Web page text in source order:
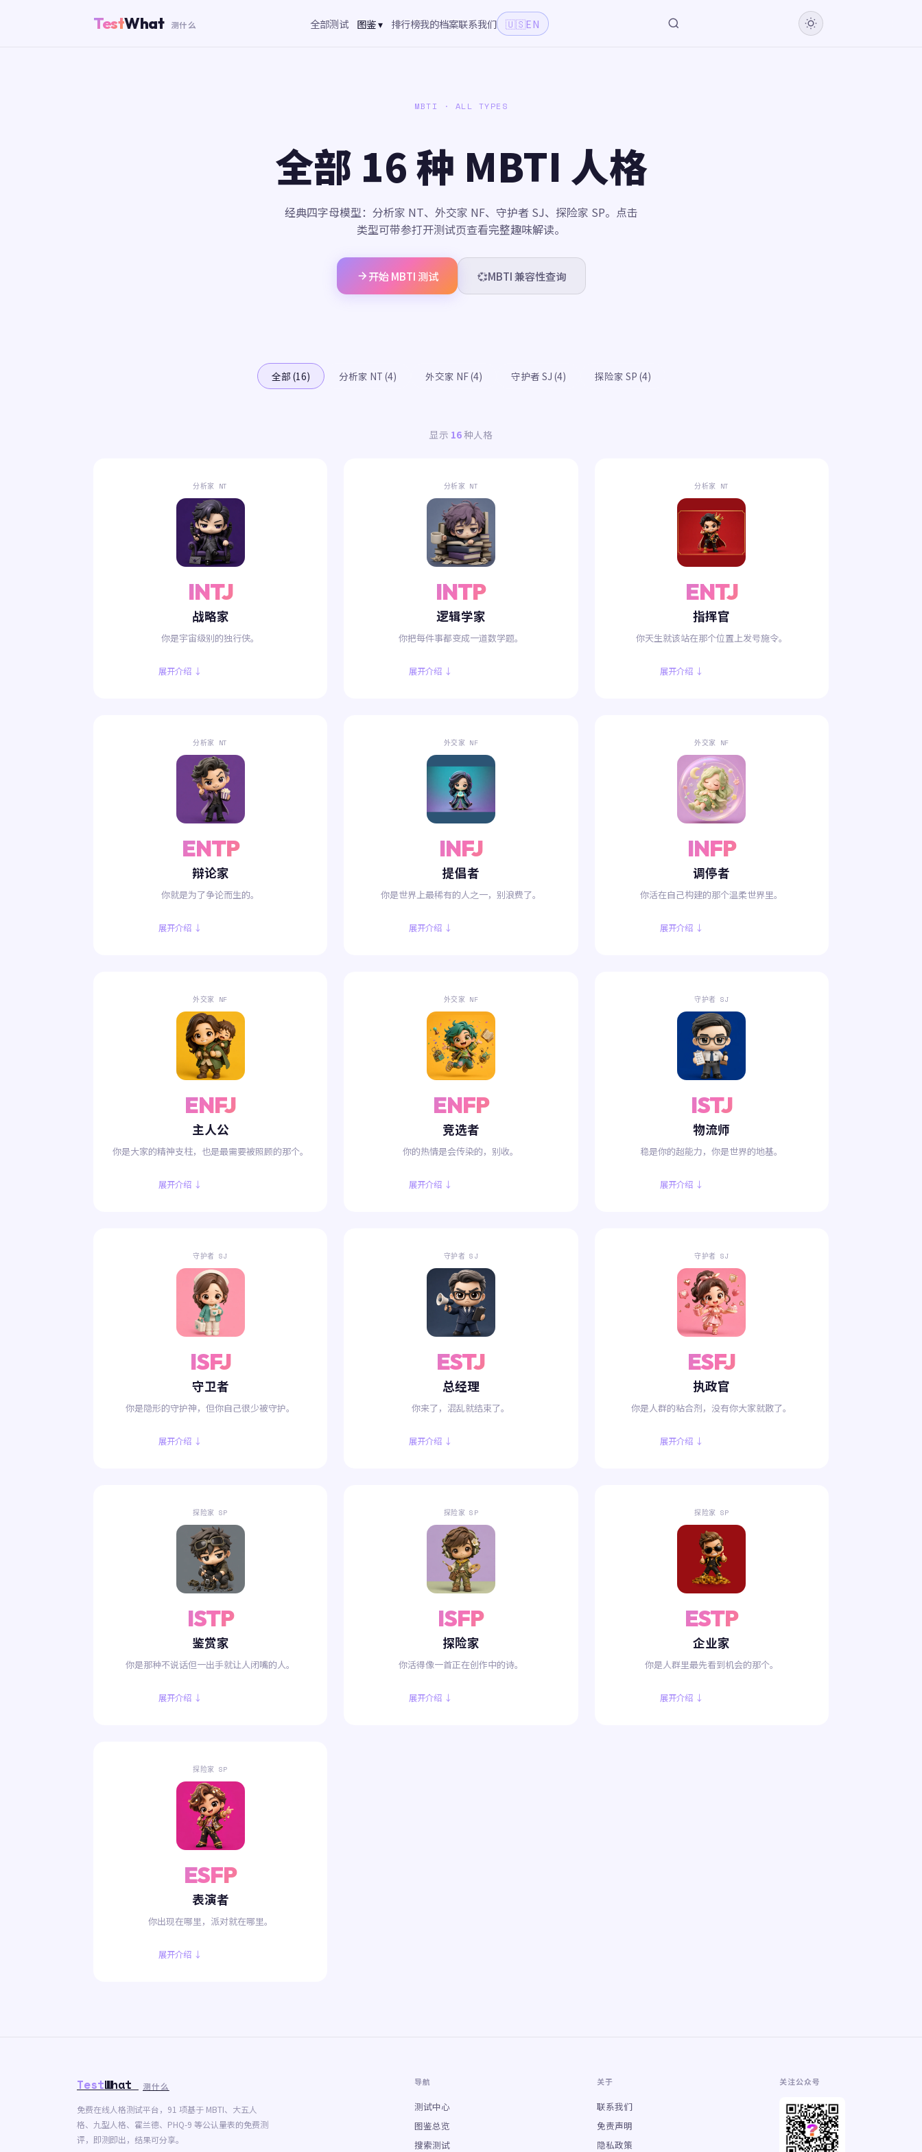
TestWhat 测什么 全部测试 图鉴 ▾ 排行榜我的档案联系我们 🇺🇸EN
MBTI · ALL TYPES
全部 16 种 MBTI 人格
经典四字母模型：分析家 NT、外交家 NF、守护者 SJ、探险家 SP。点击
类型可带参打开测试页查看完整趣味解读。
开始 MBTI 测试 💞MBTI 兼容性查询
全部 (16) 分析家 NT (4) 外交家 NF (4) 守护者 SJ (4) 探险家 SP (4)
显示 16种人格
分析家 NT
INTJ
战略家
你是宇宙级别的独行侠。
展开介绍 ↓
分析家 NT
INTP
逻辑学家
你把每件事都变成一道数学题。
展开介绍 ↓
分析家 NT
ENTJ
指挥官
你天生就该站在那个位置上发号施令。
展开介绍 ↓
分析家 NT
ENTP
辩论家
你就是为了争论而生的。
展开介绍 ↓
外交家 NF
INFJ
提倡者
你是世界上最稀有的人之一，别浪费了。
展开介绍 ↓
外交家 NF
INFP
调停者
你活在自己构建的那个温柔世界里。
展开介绍 ↓
外交家 NF
ENFJ
主人公
你是大家的精神支柱，也是最需要被照顾的那个。
展开介绍 ↓
外交家 NF
ENFP
竞选者
你的热情是会传染的，别收。
展开介绍 ↓
守护者 SJ
ISTJ
物流师
稳是你的超能力，你是世界的地基。
展开介绍 ↓
守护者 SJ
ISFJ
守卫者
你是隐形的守护神，但你自己很少被守护。
展开介绍 ↓
守护者 SJ
ESTJ
总经理
你来了，混乱就结束了。
展开介绍 ↓
守护者 SJ
ESFJ
执政官
你是人群的粘合剂，没有你大家就散了。
展开介绍 ↓
探险家 SP
ISTP
鉴赏家
你是那种不说话但一出手就让人闭嘴的人。
展开介绍 ↓
探险家 SP
ISFP
探险家
你活得像一首正在创作中的诗。
展开介绍 ↓
探险家 SP
ESTP
企业家
你是人群里最先看到机会的那个。
展开介绍 ↓
探险家 SP
ESFP
表演者
你出现在哪里，派对就在哪里。
展开介绍 ↓
TestWhat 测什么
免费在线人格测试平台，91 项基于 MBTI、大五人
格、九型人格、霍兰德、PHQ-9 等公认量表的免费测
评，即测即出，结果可分享。
导航
测试中心
图鉴总览
搜索测试
关于
联系我们
免责声明
隐私政策
关注公众号